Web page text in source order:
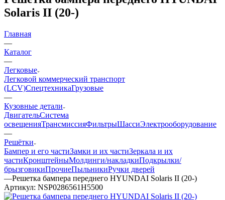
Solaris II (20-)
Главная
—
Каталог
—
Легковые
Легковой коммерческий транспорт
(LCV)СпецтехникаГрузовые
—
Кузовные детали
ДвигательСистема
освещенияТрансмиссияФильтрыШассиЭлектрооборудование
—
Решётки
Бампер и его частиЗамки и их частиЗеркала и их
частиКронштейныМолдинги/накладкиПодкрылки/
брызговикиПрочиеПыльникиРучки дверей
—Решетка бампера переднего HYUNDAI Solaris II (20-)
Артикул: NSP0286561H5500